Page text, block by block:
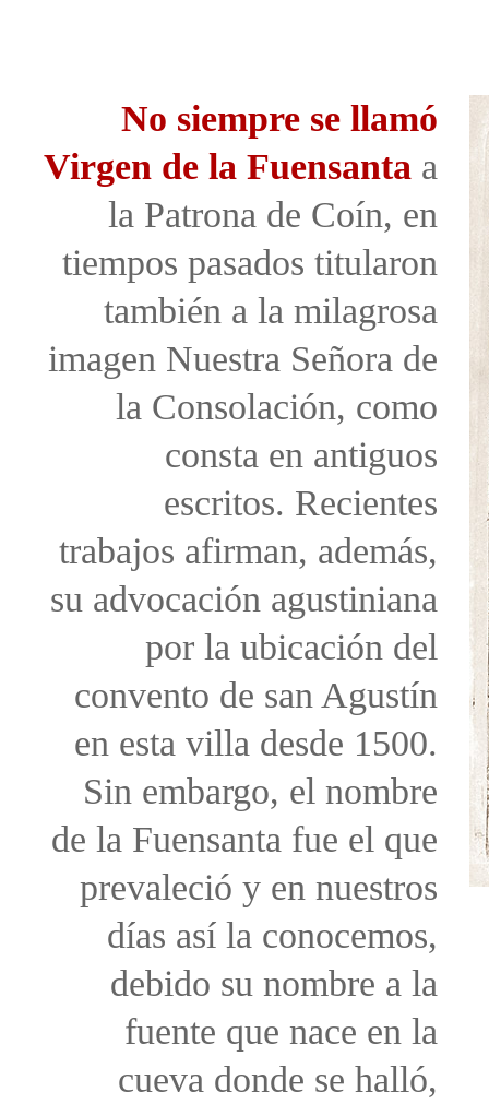
No siempre se llamó
Virgen de la Fuensanta a
la Patrona de Coín, en
tiempos pasados titularon
también a la milagrosa
imagen Nuestra Señora de
la Consolación, como
consta en antiguos
escritos. Recientes
trabajos afirman, además,
su advocación agustiniana
por la ubicación del
convento de san Agustín
en esta villa desde 1500.
Sin embargo, el nombre
de la Fuensanta fue el que
prevaleció y en nuestros
días así la conocemos,
debido su nombre a la
fuente que nace en la
cueva donde se halló,